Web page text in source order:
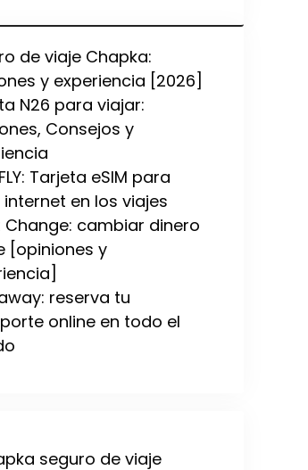
de viaje Chapka:
y experiencia [2026]
N26 para viajar:
Consejos y
Tarjeta eSIM para
en los viajes
Change: cambiar dinero
[opiniones y
reserva tu
online en todo el